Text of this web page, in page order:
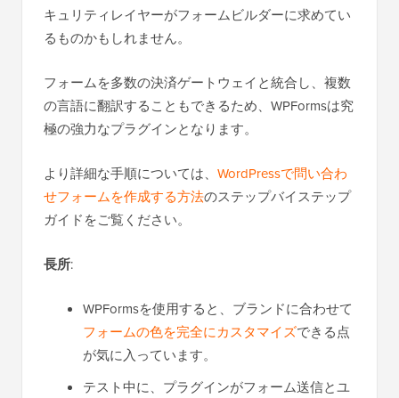
キュリティレイヤーがフォームビルダーに求めてい
るものかもしれません。
フォームを多数の決済ゲートウェイと統合し、複数
の言語に翻訳することもできるため、WPFormsは究
極の強力なプラグインとなります。
より詳細な手順については、 WordPressで問い合わ
せフォームを作成する方法のステップバイステップ
ガイドをご覧ください。
長所:
WPFormsを使用すると、ブランドに合わせて
フォームの色を完全にカスタマイズできる点
が気に入っています。
テスト中に、プラグインがフォーム送信とユ